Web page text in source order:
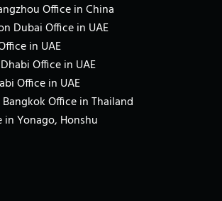
Office in China
Dubai Office in UAE
in UAE
Office in UAE
Office in UAE
Office in Thailand
Yonago, Honshu